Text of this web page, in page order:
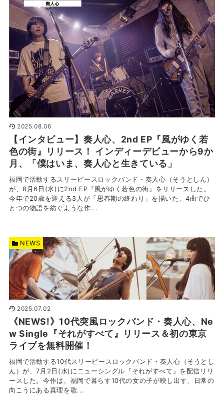
2025.08.06
【インタビュー】奏人心、2nd EP『風がゆく若
色の街』リリース！ インディーデビューから9か
月、「僕はいま、奏人心と生きている」
福岡で活動するスリーピースロックバンド・奏人心（そうとしん）
が、8月6日(水)に2nd EP『風がゆく若色の街』をリリースした。
今年で20歳を迎える3人が「思春期の終わり」を描いた、4曲でひ
とつの物語を紡ぐような作...
2025.07.02
《NEWS!》10代突風ロックバンド・奏人心、Ne
w Single『それがすべて』リリース＆初の東京
ライブを無料開催！
福岡で活動する10代スリーピースロックバンド・奏人心（そうとし
ん）が、7月2日(水)にニューシングル『それがすべて』を配信リリ
ースした。今作は、福岡で暮らす10代の女の子が映し出す、日常の
向こうにある真理を歌...
NEWS